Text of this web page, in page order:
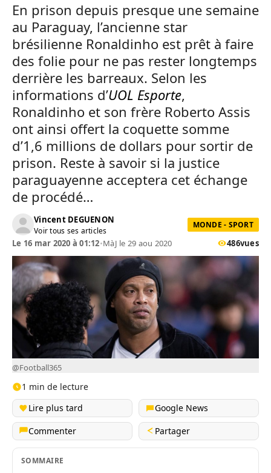
En prison depuis presque une semaine
au Paraguay, l’ancienne star
brésilienne Ronaldinho est prêt à faire
des folie pour ne pas rester longtemps
derrière les barreaux. Selon les
informations d’UOL Esporte,
Ronaldinho et son frère Roberto Assis
ont ainsi offert la coquette somme
d’1,6 millions de dollars pour sortir de
prison. Reste à savoir si la justice
paraguayenne acceptera cet échange
de procédé…
Vincent DEGUENON
Voir tous ses articles
MONDE - SPORT
Le 16 mar 2020 à 01:12•MàJ le 29 aou 2020 486vues
@Football365
1 min de lecture
Lire plus tard
Google News
Commenter
Partager
SOMMAIRE